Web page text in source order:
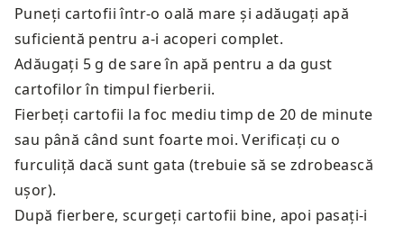
Puneți cartofii într-o oală mare și adăugați apă
suficientă pentru a-i acoperi complet.
Adăugați 5 g de sare în apă pentru a da gust
cartofilor în timpul fierberii.
Fierbeți cartofii la foc mediu timp de 20 de minute
sau până când sunt foarte moi. Verificați cu o
furculiță dacă sunt gata (trebuie să se zdrobească
ușor).
După fierbere, scurgeți cartofii bine, apoi pasați-i